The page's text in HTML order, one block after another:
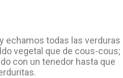
echamos todas las verduras
vegetal que de cous-cous;
con un tenedor hasta que